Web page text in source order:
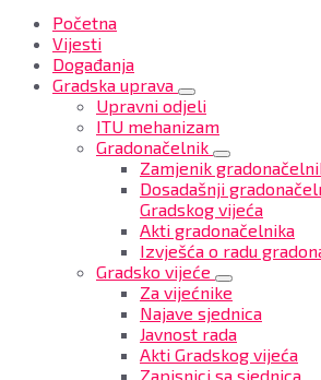
Početna
Vijesti
Događanja
Gradska uprava
Upravni odjeli
ITU mehanizam
Gradonačelnik
Zamjenik
Dosadašnji
Gradskog vijeća
Akti gradonačelnika
Izvješća o radu
Gradsko vijeće
Za vijećnike
Najave sjednica
Javnost rada
Akti Gradskog vijeća
Zapisnici sa sjednica